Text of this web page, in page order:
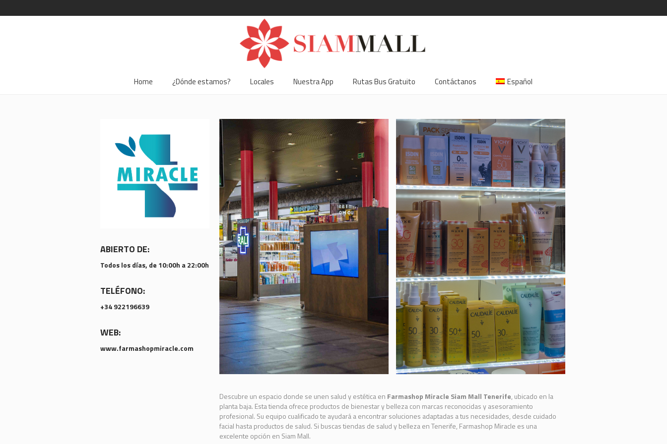
Home ¿Dónde estamos? Locales Nuestra App Rutas Bus Gratuito Contáctanos Español
ABIERTO DE:
Todos los días, de 10:00h a 22:00h
TELÉFONO:
+34 922196639
WEB:
www.farmashopmiracle.com
Descubre un espacio donde se unen salud y estética en Farmashop Miracle Siam Mall Tenerife, ubicado en la
planta baja. Esta tienda ofrece productos de bienestar y belleza con marcas reconocidas y asesoramiento
profesional. Su equipo cualificado te ayudará a encontrar soluciones adaptadas a tus necesidades, desde cuidado
facial hasta productos de salud. Si buscas tiendas de salud y belleza en Tenerife, Farmashop Miracle es una
excelente opción en Siam Mall.